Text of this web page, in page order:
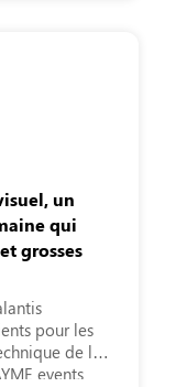
un
qui
grosses
pour les
de leur
events